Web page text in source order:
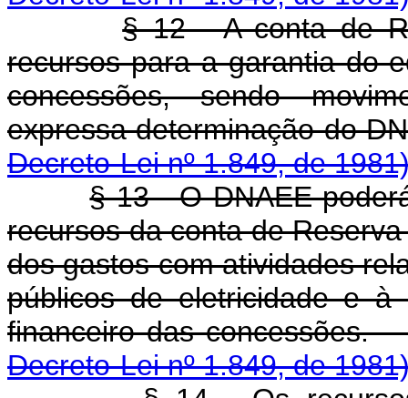
§ 12 - A conta de
recursos para a garantia do
concessões, sendo
expressa
Decreto-Lei nº 1.849, de
§ 13 - O DNAEE
recursos da conta de
dos gastos com atividades
públicos de eletricidade e à
financeiro das
Decreto-Lei nº 1.849, de